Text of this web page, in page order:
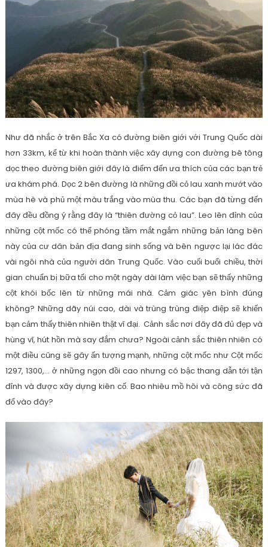
Như đã nhắc ở trên Bắc Xa có đường biên giới với Trung Quốc dài
hơn 33km, kể từ khi hoàn thành việc xây dựng con đường bê tông
dọc theo đường biên giới đây là điểm đến ưa thích của các bạn trẻ
ưa khám phá. Dọc 2 bên đường là những đồi cỏ lau xanh mướt vào
mùa hè và phủ một màu trắng vào mùa thu. Các bạn đã từng đến
đây đều đồng ý rằng đây là “thiên đường cỏ lau”. Leo lên đỉnh của
những cột mốc có thể phóng tầm mắt ngắm những bản làng bên
này của cư dân bản địa đang sinh sống và bên ngược lại lác đác
vài ngôi nhà của người dân Trung Quốc. Vào cuối buổi chiều, thời
gian chuẩn bị bữa tối cho một ngày dài làm việc bạn sẽ thấy những
cột khói bốc lên từ những mái nhà. Cảm giác yên bình đúng
không? Những dãy núi cao, dài và trùng trùng điệp điệp sẽ khiến
bạn cảm thấy thiên nhiên thật vĩ đại. Cảnh sắc nơi đây đã đủ đẹp và
hùng vĩ, hút hồn mà say đắm chưa? Ngoài cảnh sắc thiên nhiên có
một điều cũng sẽ gây ấn tượng mạnh, những cột mốc như Cột mốc
1297, 1300,… ở những ngọn đồi cao nhưng có bậc thang dẫn tới tận
đỉnh và được xây dựng kiên cố. Bao nhiêu mồ hôi và công sức đã
đổ vào đây?